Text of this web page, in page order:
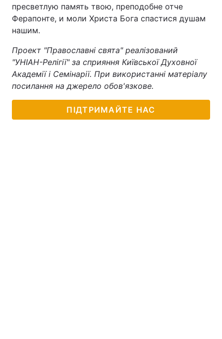
пресветлую память твою, преподобне отче
Ферапонте, и моли Христа Бога спастися душам
нашим.
Проект "Православні свята" реалізований
"УНІАН-Релігії" за сприяння Київської Духовної
Академії і Семінарії. При використанні матеріалу
посилання на джерело обов'язкове.
ПІДТРИМАЙТЕ НАС